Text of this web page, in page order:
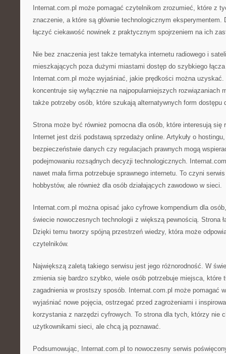
Internat.com.pl może pomagać czytelnikom zrozumieć, które z
znaczenie, a które są głównie technologicznym eksperymentem.
łączyć ciekawość nowinek z praktycznym spojrzeniem na ich
Nie bez znaczenia jest także tematyka internetu radiowego i
mieszkających poza dużymi miastami dostęp do szybkiego
Internat.com.pl może wyjaśniać, jakie prędkości można
koncentruje się wyłącznie na najpopularniejszych rozwiązaniach
także potrzeby osób, które szukają alternatywnych form dostępu
Strona może być również pomocna dla osób, które interesują się
Internet jest dziś podstawą sprzedaży online. Artykuły o
bezpieczeństwie danych czy regulacjach prawnych mogą
podejmowaniu rozsądnych decyzji technologicznych.
nawet mała firma potrzebuje sprawnego internetu. To czyni
hobbystów, ale również dla osób działających zawodowo w sieci.
Internat.com.pl można opisać jako cyfrowe kompendium dla
świecie nowoczesnych technologii z większą pewnością. Strona
Dzięki temu tworzy spójną przestrzeń wiedzy, która może
czytelników.
Największą zaletą takiego serwisu jest jego różnorodność. W
zmienia się bardzo szybko, wiele osób potrzebuje miejsca, które
zagadnienia w prostszy sposób. Internat.com.pl może pomagać
wyjaśniać nowe pojęcia, ostrzegać przed zagrożeniami i
korzystania z narzędzi cyfrowych. To strona dla tych, którzy nie
użytkownikami sieci, ale chcą ją poznawać.
Podsumowując, Internat.com.pl to nowoczesny serwis